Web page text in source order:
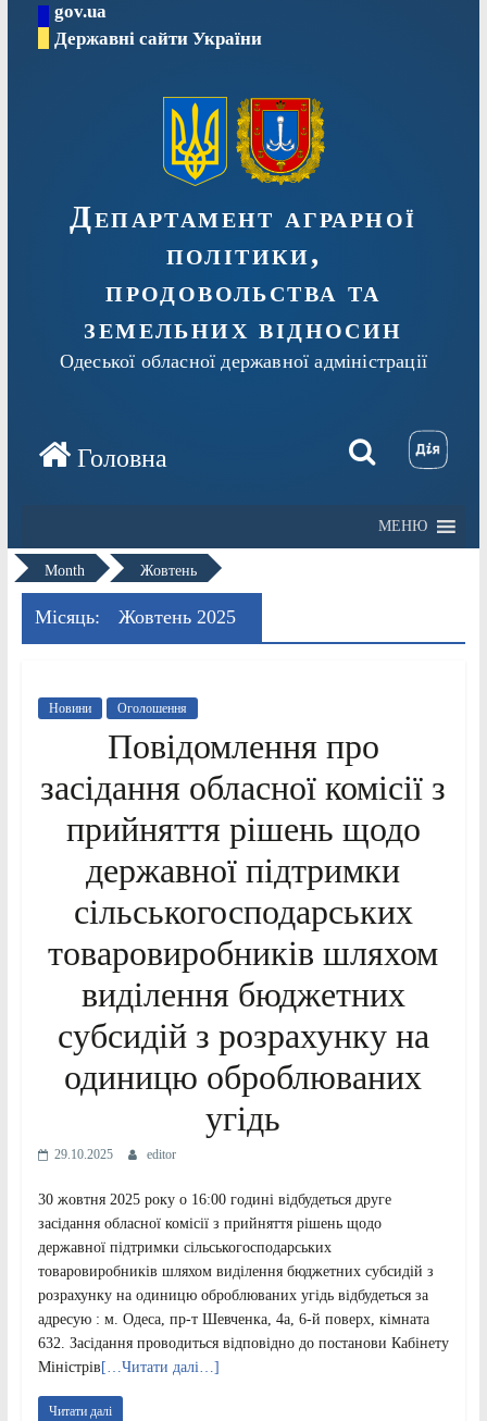
Перейтиgov.ua
Державні сайти України
Департамент аграрної
політики,
продовольства та
земельних відносин
Одеської обласної державної адміністрації
МЕНЮ
Month Жовтень
Місяць: Жовтень 2025
Новини Оголошення
Повідомлення про
засідання обласної комісії з
прийняття рішень щодо
державної підтримки
сільськогосподарських
товаровиробників шляхом
виділення бюджетних
субсидій з розрахунку на
одиницю оброблюваних
угідь
29.10.2025 editor
30 жовтня 2025 року о 16:00 годині відбудеться друге
засідання обласної комісії з прийняття рішень щодо
державної підтримки сільськогосподарських
товаровиробників шляхом виділення бюджетних субсидій з
розрахунку на одиницю оброблюваних угідь відбудеться за
адресую : м. Одеса, пр-т Шевченка, 4а, 6-й поверх, кімната
632. Засідання проводиться відповідно до постанови Кабінету
Міністрів […Читати далі…]
Читати далі